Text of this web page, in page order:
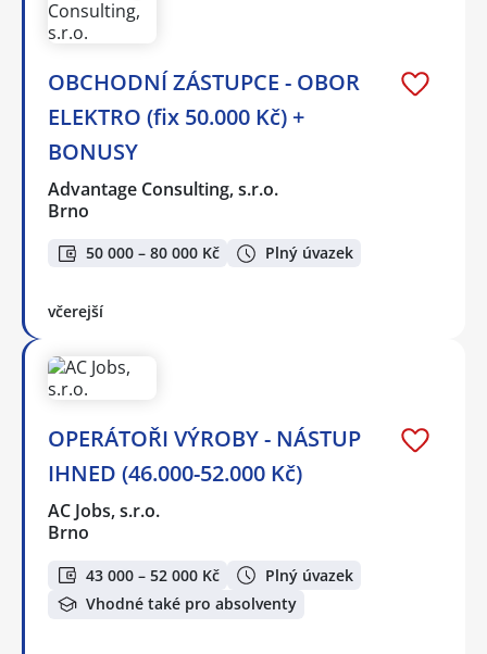
OBCHODNÍ ZÁSTUPCE - OBOR
ELEKTRO (fix 50.000 Kč) +
BONUSY
Advantage Consulting, s.r.o.
Brno
50 000 – 80 000 Kč Plný úvazek
včerejší
OPERÁTOŘI VÝROBY - NÁSTUP
IHNED (46.000-52.000 Kč)
AC Jobs, s.r.o.
Brno
43 000 – 52 000 Kč
Plný úvazek
Vhodné také pro absolventy